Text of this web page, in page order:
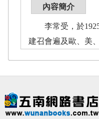
內容簡介
李常受，於1925
建召會遍及歐、美